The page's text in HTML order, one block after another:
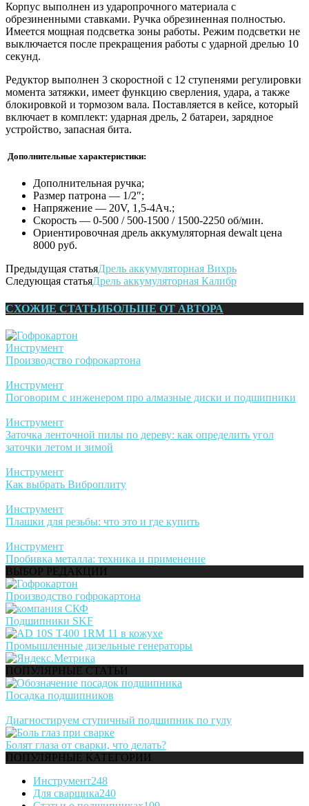
Корпус выполнен из ударопрочного материала с
обрезиненными ставками. Ручка обрезиненная полностью.
Имеется мощная подсветка зоны работы. Режим подсветки не
выключается после прекращения работы с ударной дрелью 10
секунд.
Редуктор выполнен 3 скоростной с 12 ступенями регулировки
момента затяжки, имеет функцию сверления, удара, а также
блокировкой и тормозом вала. Поставляется в кейсе, который
включает в комплект: ударная дрель, 2 батареи, зарядное
устройство, запасная бита.
Дополнительные характеристики:
Дополнительная ручка;
Размер патрона — 1/2″;
Напряжение — 20V, 1,5-4Ач.;
Скорость — 0-500 / 500-1500 / 1500-2250 об/мин.
Ориентировочная дрель аккумуляторная dewalt цена
8000 руб.
Предыдущая статьяДрель аккумуляторная Вихрь
Следующая статьяДрель аккумуляторная Калибр
СХОЖИЕ СТАТЬИБОЛЬШЕ ОТ АВТОРА
Инструмент
Производство гофрокартона
Инструмент
Поговорим с инженером про алмазные диски и подшипники
Инструмент
Заточка ленточной пилы по дереву: как определить угол
заточки летом и зимой
Инструмент
Как выбрать Виброплиту
Инструмент
Плашки для резьбы: что это и где купить
Инструмент
Пробивка металла: техника и применение
ВЫБОР РЕДАКЦИИ
Производство гофрокартона
Подшипники SKF
Промышленные дизельные генераторы
ПОПУЛЯРНЫЕ СТАТЬИ
Посадка подшипников
Диагностируем ступичный подшипник по гулу
Болят глаза от сварки, что делать?
ПОПУЛЯРНЫЕ КАТЕГОРИИ
Инструмент248
Для сварщика240